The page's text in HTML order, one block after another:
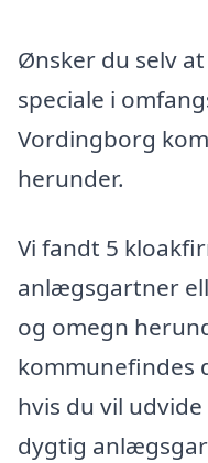
Ønsker du selv
speciale i
Vordingborg
herunder.
Vi fandt 5
anlægsgartner
og omegn
kommunefindes
hvis du vil
dygtig